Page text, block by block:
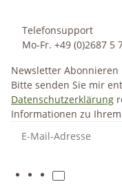
Telefonsupport
Mo-Fr. +49 (0)2687 5
Newsletter Abonnieren
Bitte senden Sie mir
Datenschutzerklärung
Informationen zu